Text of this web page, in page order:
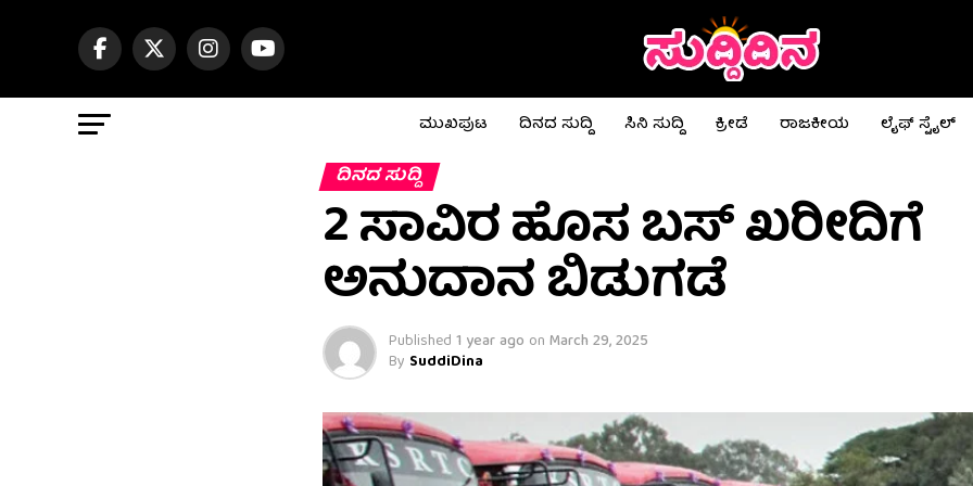
ಮುಖಪುಟ ದಿನದ ಸುದ್ದಿ ಸಿನಿ ಸುದ್ದಿ ಕ್ರೀಡೆ ರಾಜಕೀಯ ಲೈಫ್ ಸ್ಟೈಲ್
ದಿನದ ಸುದ್ದಿ
2 ಸಾವಿರ ಹೊಸ ಬಸ್ ಖರೀದಿಗೆ
ಅನುದಾನ ಬಿಡುಗಡೆ
Published 1 year ago on March 29, 2025
By SuddiDina